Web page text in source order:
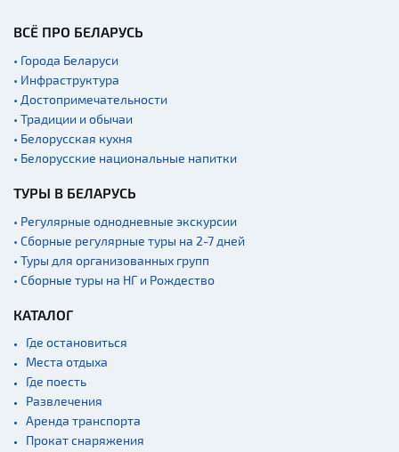
ВСЁ ПРО БЕЛАРУСЬ
• Города Беларуси
• Инфраструктура
• Достопримечательности
• Традиции и обычаи
• Белорусская кухня
• Белорусские национальные напитки
ТУРЫ В БЕЛАРУСЬ
• Регулярные однодневные экскурсии
• Сборные регулярные туры на 2-7 дней
• Туры для организованных групп
• Сборные туры на НГ и Рождество
КАТАЛОГ
Где остановиться
Места отдыха
Где поесть
Развлечения
Аренда транспорта
Прокат снаряжения